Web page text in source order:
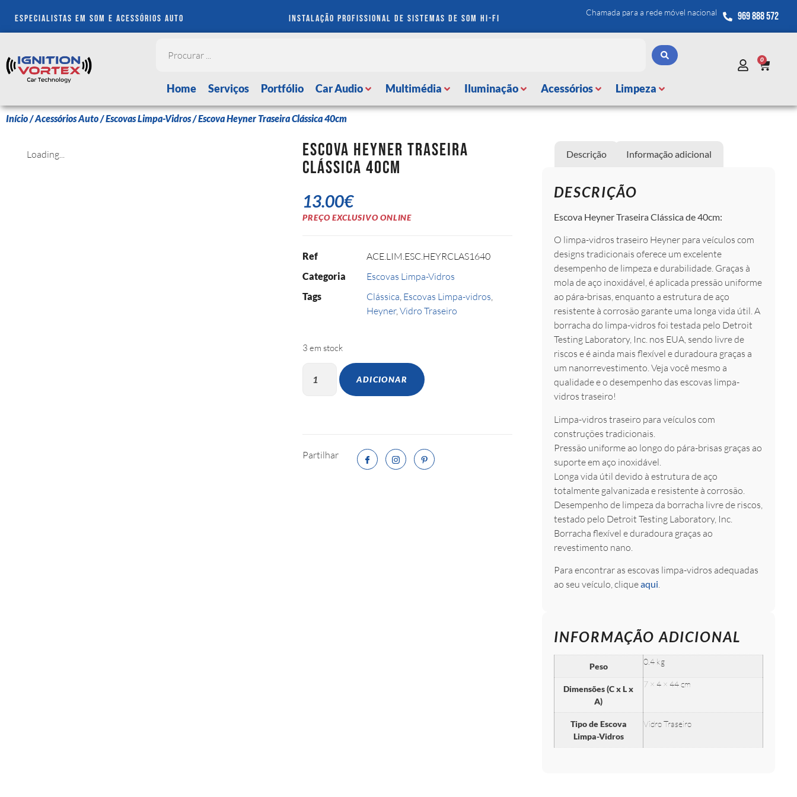
especialistas em som e acessórios auto instalação profissional de sistemas de som hi-fi
Chamada para a rede móvel nacional 969 888 572
Home Serviços Portfólio Car Audio Multimédia Iluminação Acessórios Limpeza
0
Início/Acessórios Auto/Escovas Limpa-Vidros/ Escova Heyner Traseira Clássica 40cm
Loading...
Escova Heyner Traseira
Clássica 40cm
13.00€
PREÇO EXCLUSIVO ONLINE
Ref ACE.LIM.ESC.HEYRCLAS1640
Categoria Escovas Limpa-Vidros
Tags Clássica Escovas Limpa-vidros
Heyner,Vidro Traseiro
3 em stock
ADICIONAR
Partilhar
Descrição Informação adicional
DESCRIÇÃO
Escova Heyner Traseira Clássica de 40cm:
O limpa-vidros traseiro Heyner para veículos com
designs tradicionais oferece um excelente
desempenho de limpeza e durabilidade. Graças à
mola de aço inoxidável, é aplicada pressão uniforme
ao pára-brisas, enquanto a estrutura de aço
resistente à corrosão garante uma longa vida útil. A
borracha do limpa-vidros foi testada pelo Detroit
Testing Laboratory, Inc. nos EUA, sendo livre de
riscos e é ainda mais flexível e duradoura graças a
um nanorrevestimento. Veja você mesmo a
qualidade e o desempenho das escovas limpa-
vidros traseiro!
Limpa-vidros traseiro para veículos com
construções tradicionais.
Pressão uniforme ao longo do pára-brisas graças ao
suporte em aço inoxidável.
Longa vida útil devido à estrutura de aço
totalmente galvanizada e resistente à corrosão.
Desempenho de limpeza da borracha livre de riscos,
testado pelo Detroit Testing Laboratory, Inc.
Borracha flexível e duradoura graças ao
revestimento nano.
Para encontrar as escovas limpa-vidros adequadas
ao seu veículo, cliqueaqui.
INFORMAÇÃO ADICIONAL
Peso 0.4 kg
Dimensões (C x L x
A)
7 × 4 × 44 cm
Tipo de Escova
Limpa-Vidros
Vidro Traseiro